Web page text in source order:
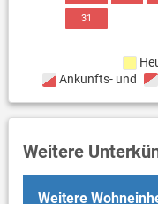
31
Ankunfts- und
Weitere
Weitere